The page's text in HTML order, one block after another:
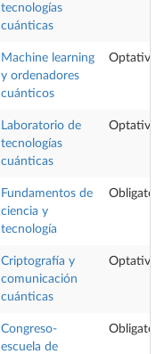
tecnologías
cuánticas
Machine learning
y ordenadores
cuánticos
Optativa
Laboratorio de
tecnologías
cuánticas
Optativa
Fundamentos de
ciencia y
tecnología
Criptografía y
comunicación
cuánticas
Optativa
Congreso-
escuela de